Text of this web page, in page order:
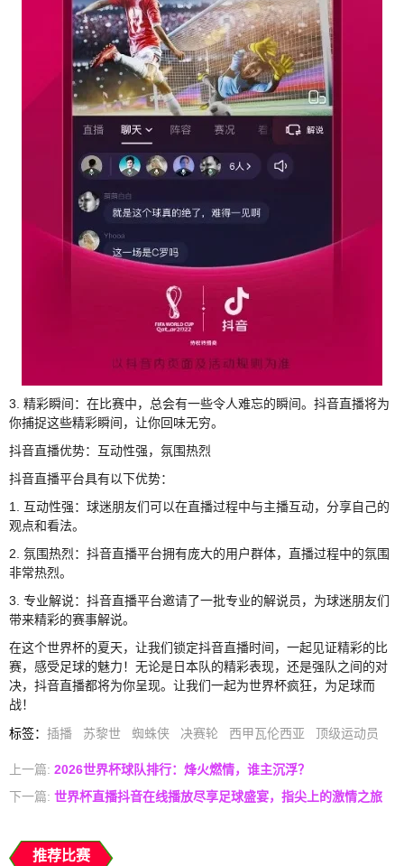
3. 精彩瞬间：在比赛中，总会有一些令人难忘的瞬间。抖音直播将为
你捕捉这些精彩瞬间，让你回味无穷。
抖音直播优势：互动性强，氛围热烈
抖音直播平台具有以下优势：
1. 互动性强：球迷朋友们可以在直播过程中与主播互动，分享自己的
观点和看法。
2. 氛围热烈：抖音直播平台拥有庞大的用户群体，直播过程中的氛围
非常热烈。
3. 专业解说：抖音直播平台邀请了一批专业的解说员，为球迷朋友们
带来精彩的赛事解说。
在这个世界杯的夏天，让我们锁定抖音直播时间，一起见证精彩的比
赛，感受足球的魅力！无论是日本队的精彩表现，还是强队之间的对
决，抖音直播都将为你呈现。让我们一起为世界杯疯狂，为足球而
战！
标签： 插播 苏黎世 蜘蛛侠 决赛轮 西甲瓦伦西亚 顶级运动员
上一篇: 2026世界杯球队排行：烽火燃情，谁主沉浮？
下一篇: 世界杯直播抖音在线播放尽享足球盛宴，指尖上的激情之旅
推荐比赛